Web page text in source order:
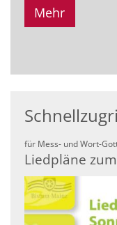
Mehr
für Mess- und Wort-
Liedpläne